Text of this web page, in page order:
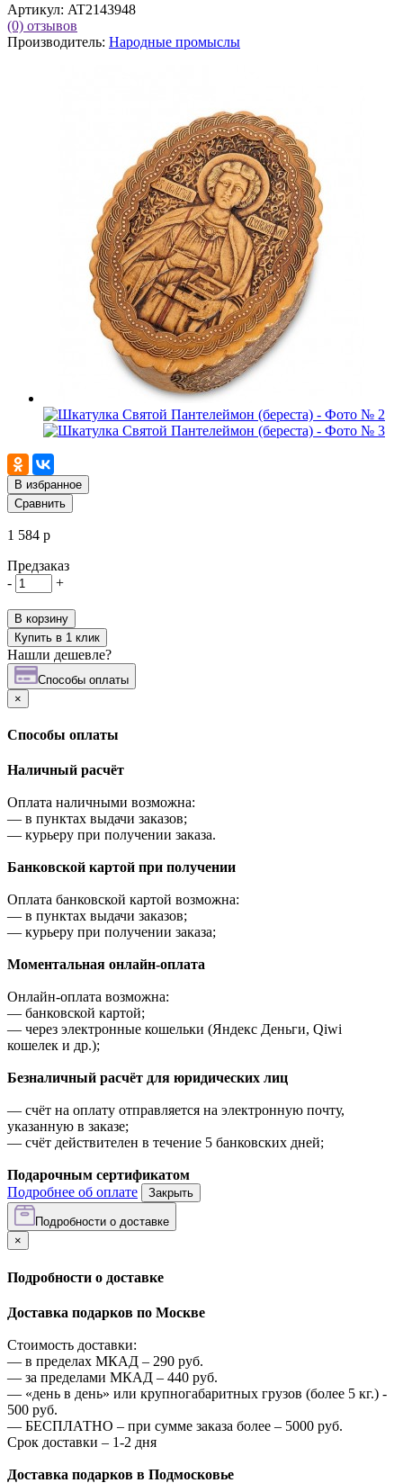
Артикул: AT2143948
(0) отзывов
Производитель: Народные промыслы
В избранное
Сравнить
1 584 р
Предзаказ
-
+
В корзину
Купить в 1 клик
Нашли дешевле?
Cпособы оплаты
×
Cпособы оплаты
Наличный расчёт
Оплата наличными возможна:
— в пунктах выдачи заказов;
— курьеру при получении заказа.
Банковской картой при получении
Оплата банковской картой возможна:
— в пунктах выдачи заказов;
— курьеру при получении заказа;
Моментальная онлайн-оплата
Онлайн-оплата возможна:
— банковской картой;
— через электронные кошельки (Яндекс Деньги, Qiwi
кошелек и др.);
Безналичный расчёт для юридических лиц
— счёт на оплату отправляется на электронную почту,
указанную в заказе;
— счёт действителен в течение 5 банковских дней;
Подарочным сертификатом
Подробнее об оплате
Закрыть
Подробности о доставке
×
Подробности о доставке
Доставка подарков по Москве
Стоимость доставки:
— в пределах МКАД – 290 руб.
— за пределами МКАД – 440 руб.
— «день в день» или крупногабаритных грузов (более 5 кг.) -
500 руб.
— БЕСПЛАТНО – при сумме заказа более – 5000 руб.
Срок доставки – 1-2 дня
Доставка подарков в Подмосковье